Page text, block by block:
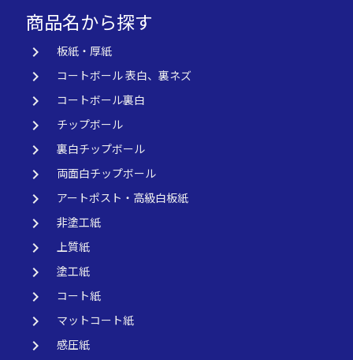
商品名から探す
keyboard_arrow_right 板紙・厚紙
keyboard_arrow_right コートボール 表白、裏ネズ
keyboard_arrow_right コートボール裏白
keyboard_arrow_right チップボール
keyboard_arrow_right 裏白チップボール
keyboard_arrow_right 両面白チップボール
keyboard_arrow_right アートポスト・高級白板紙
keyboard_arrow_right 非塗工紙
keyboard_arrow_right 上質紙
keyboard_arrow_right 塗工紙
keyboard_arrow_right コート紙
keyboard_arrow_right マットコート紙
keyboard_arrow_right 感圧紙